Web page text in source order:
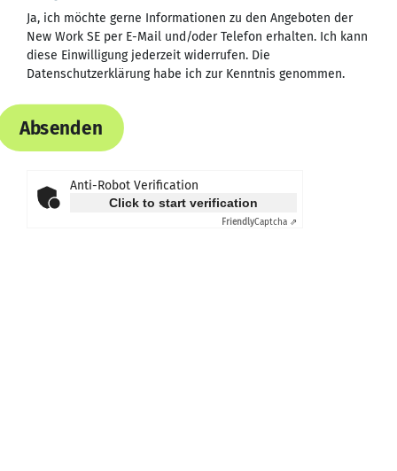
Ja, ich möchte gerne Informationen zu den Angeboten der
New Work SE per E-Mail und/oder Telefon erhalten. Ich kann
diese Einwilligung jederzeit widerrufen. Die
Datenschutzerklärunghabe ich zur Kenntnis genommen.
Absenden
Anti-Robot Verification
Click to start verification
FriendlyCaptcha ⇗